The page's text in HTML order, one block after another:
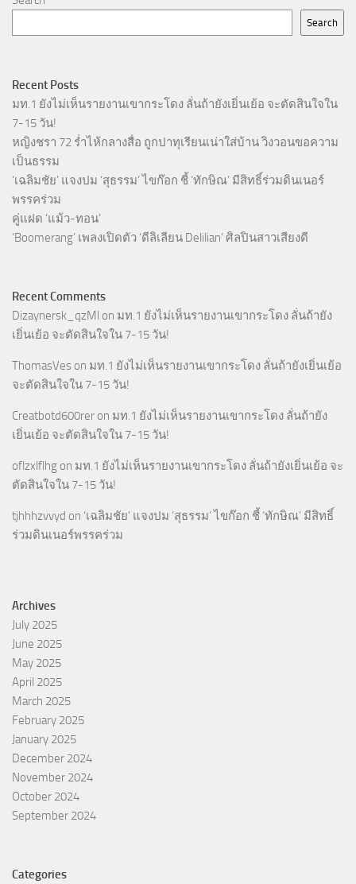
Search
Recent Posts
มท.1 ยังไม่เห็นรายงานเขากระโดง ลั่นถ้ายังเยิ่นเย้อ จะตัดสินใจใน
7-15 วัน!
หญิงชรา 72 ร่ำไห้กลางสื่อ ถูกปาทุเรียนเน่าใส่บ้าน วิงวอนขอความ
เป็นธรรม
‘เฉลิมชัย’ แจงปม ‘สุธรรม’ ไขก๊อก ชี้ ‘ทักษิณ’ มีสิทธิ์ร่วมดินเนอร์
พรรคร่วม
คู่แฝด ‘แม้ว-ทอน’
‘Boomerang’ เพลงเปิดตัว ‘ดีลิเลียน Delilian’ ศิลปินสาวเสียงดี
Recent Comments
Dizaynersk_qzMl on มท.1 ยังไม่เห็นรายงานเขากระโดง ลั่นถ้ายัง
เยิ่นเย้อ จะตัดสินใจใน 7-15 วัน!
ThomasVes on มท.1 ยังไม่เห็นรายงานเขากระโดง ลั่นถ้ายังเยิ่นเย้อ
จะตัดสินใจใน 7-15 วัน!
Creatbotd600rer on มท.1 ยังไม่เห็นรายงานเขากระโดง ลั่นถ้ายัง
เยิ่นเย้อ จะตัดสินใจใน 7-15 วัน!
oflzxlflhg on มท.1 ยังไม่เห็นรายงานเขากระโดง ลั่นถ้ายังเยิ่นเย้อ จะ
ตัดสินใจใน 7-15 วัน!
tjhhhzvvyd on ‘เฉลิมชัย’ แจงปม ‘สุธรรม’ ไขก๊อก ชี้ ‘ทักษิณ’ มีสิทธิ์
ร่วมดินเนอร์พรรคร่วม
Archives
July 2025
June 2025
May 2025
April 2025
March 2025
February 2025
January 2025
December 2024
November 2024
October 2024
September 2024
Categories